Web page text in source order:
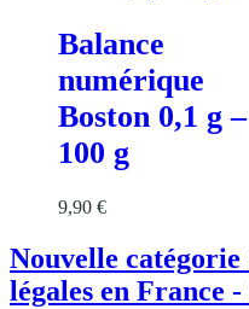
Balance
numérique
Boston 0,1 g –
100 g
9,90 €
Nouvelle catégorie
légales en France -